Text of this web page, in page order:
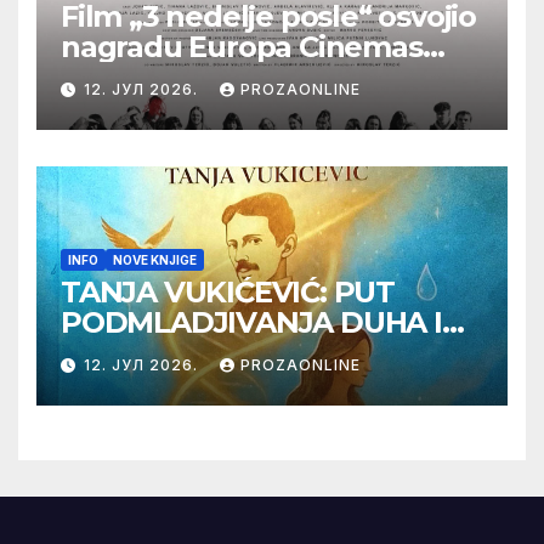
Film „3 nedelje posle“ osvojio
nagradu Europa Cinemas
Label na Filmskom festivalu
u Karlovim Varima
12. ЈУЛ 2026. PROZAONLINE
INFO NOVE KNJIGE
TANJA VUKIĆEVIĆ: PUT
PODMLADJIVANJA DUHA I
TELA SA TESLOM
12. ЈУЛ 2026. PROZAONLINE